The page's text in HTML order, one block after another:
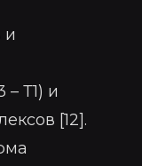
и
Т1) и
[12].